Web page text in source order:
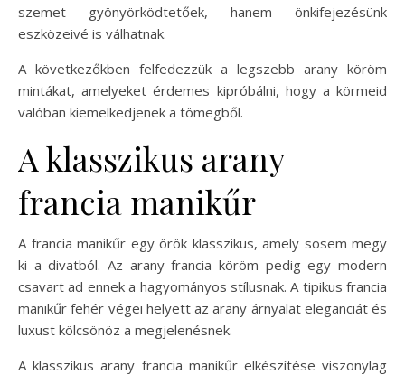
szemet gyönyörködtetőek, hanem önkifejezésünk
eszközeivé is válhatnak.
A következőkben felfedezzük a legszebb arany köröm
mintákat, amelyeket érdemes kipróbálni, hogy a körmeid
valóban kiemelkedjenek a tömegből.
A klasszikus arany
francia manikűr
A francia manikűr egy örök klasszikus, amely sosem megy
ki a divatból. Az arany francia köröm pedig egy modern
csavart ad ennek a hagyományos stílusnak. A tipikus francia
manikűr fehér végei helyett az arany árnyalat eleganciát és
luxust kölcsönöz a megjelenésnek.
A klasszikus arany francia manikűr elkészítése viszonylag